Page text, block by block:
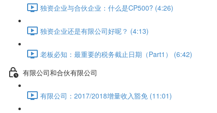
独资企业与合伙企业：什么是CP500? (4:26)
独资企业还是有限公司好呢？ (4:13)
老板必知：最重要的税务截止日期（Part1） (6:42)
有限公司和合伙有限公司
有限公司：2017/2018增量收入豁免 (11:01)